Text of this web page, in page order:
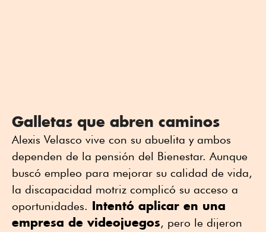
Galletas que abren caminos
Alexis Velasco vive con su abuelita y ambos
dependen de la pensión del Bienestar. Aunque
buscó empleo para mejorar su calidad de vida,
la discapacidad motriz complicó su acceso a
oportunidades. Intentó aplicar en una
empresa de videojuegos, pero le dijeron